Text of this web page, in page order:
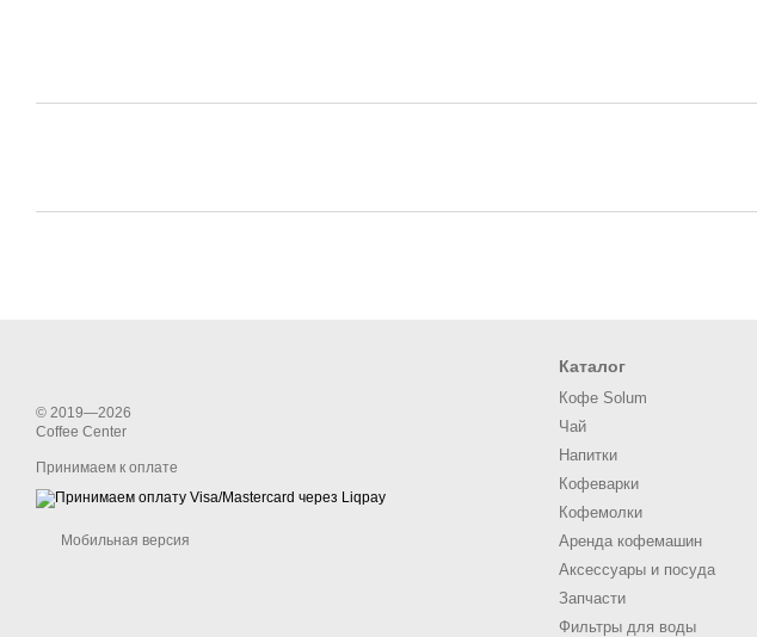
© 2019—2026
Coffee Center
Принимаем к оплате
Мобильная версия
Каталог
Кофе Solum
Чай
Напитки
Кофеварки
Кофемолки
Аренда кофемашин
Аксессуары и посуда
Запчасти
Фильтры для воды